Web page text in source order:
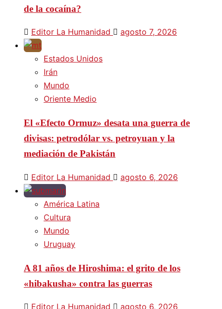
de la cocaína?
Editor La Humanidad agosto 7, 2026
Estados Unidos
Irán
Mundo
Oriente Medio
El «Efecto Ormuz» desata una guerra de
divisas: petrodólar vs. petroyuan y la
mediación de Pakistán
Editor La Humanidad agosto 6, 2026
América Latina
Cultura
Mundo
Uruguay
A 81 años de Hiroshima: el grito de los
«hibakusha» contra las guerras
Editor La Humanidad agosto 6, 2026